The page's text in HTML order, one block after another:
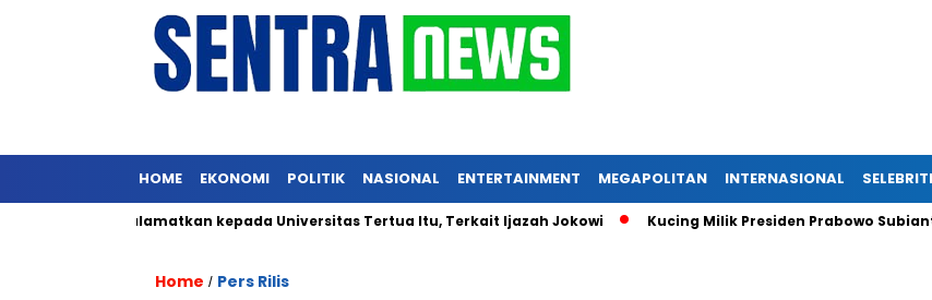
HOME EKONOMI POLITIK NASIONAL ENTERTAINMENT MEGAPOLITAN INTERNASIONAL SELEBRITI
yang Dialamatkan kepada Universitas Tertua Itu, Terkait Ijazah Jokowi Kucing Milik Presiden Prabowo Subianto,
Home / Pers Rilis